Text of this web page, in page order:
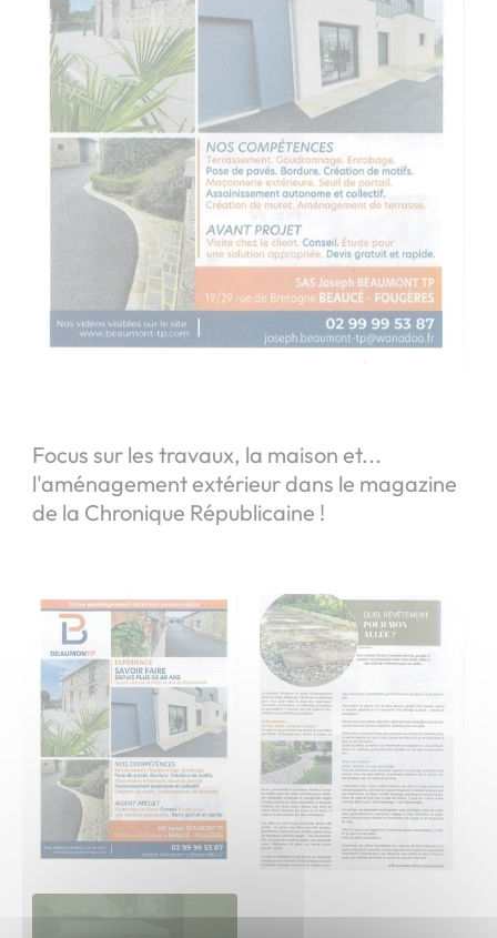
Focus sur les travaux, la maison et...
l'aménagement extérieur dans le magazine
de la Chronique Républicaine !